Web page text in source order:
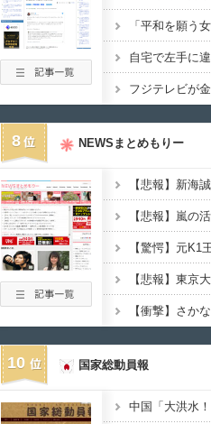
8 NEWSまとめもりー
【悲報】東京
10 国家総動員報